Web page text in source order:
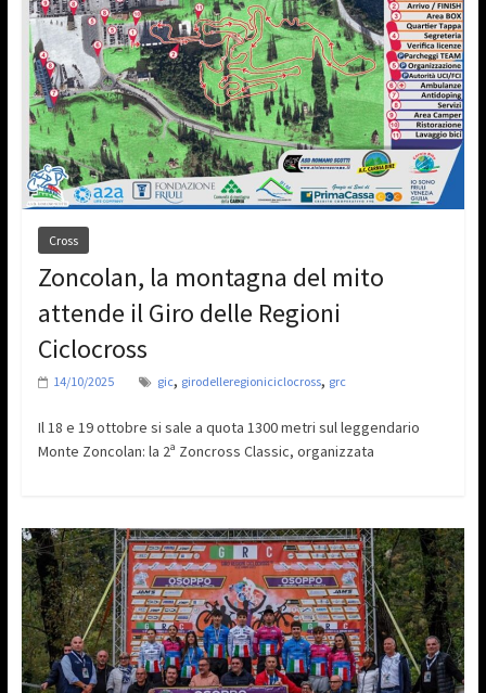
Cross
Zoncolan, la montagna del mito
attende il Giro delle Regioni
Ciclocross
14/10/2025 gic, girodelleregioniciclocross, grc
Il 18 e 19 ottobre si sale a quota 1300 metri sul leggendario
Monte Zoncolan: la 2ª Zoncross Classic, organizzata